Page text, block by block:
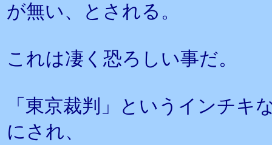
が無い、とされる。
これは凄く恐ろしい事だ。
「東京裁判」というインチキ
にされ、